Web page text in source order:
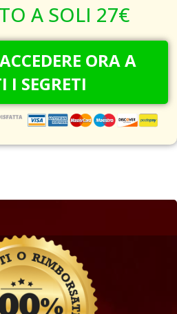
A SOLI 27€
ORA A
I SEGRETI